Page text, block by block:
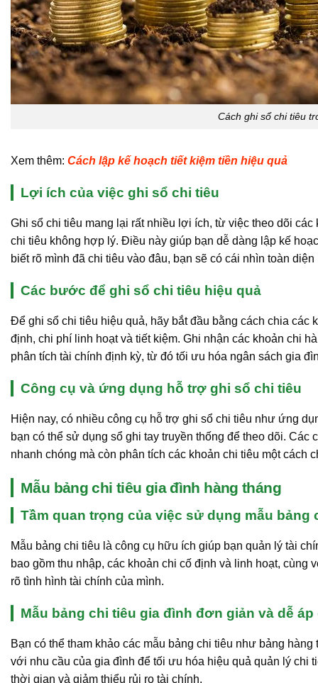
Cách ghi sổ chi tiêu
Xem thêm: Cách lập kế hoạch tiết kiệm tiền hiệu quả
Lợi ích của việc ghi sổ chi tiêu
Ghi sổ chi tiêu mang lại rất nhiều lợi ích, từ việc theo dõi
chi tiêu không hợp lý. Điều này giúp bạn dễ dàng lập kế
biết rõ mình đã chi tiêu vào đâu, bạn sẽ có cái nhìn toàn
Các bước để ghi sổ chi tiêu hiệu quả
Để ghi sổ chi tiêu hiệu quả, hãy bắt đầu bằng cách chia các
định, chi phí linh hoạt và tiết kiệm. Ghi nhận các khoản chi
phân tích tài chính định kỳ, từ đó tối ưu hóa ngân sách gia
Công cụ và ứng dụng hỗ trợ ghi sổ chi tiêu
Hiện nay, có nhiều công cụ hỗ trợ ghi sổ chi tiêu như ứng
bạn có thể sử dụng sổ ghi tay truyền thống để theo dõi.
nhanh chóng mà còn phân tích các khoản chi tiêu một cách
Mẫu bảng chi tiêu gia đình hàng tháng
Tầm quan trọng của việc sử dụng mẫu bảng
Mẫu bảng chi tiêu là công cụ hữu ích giúp bạn quản lý tài
bao gồm thu nhập, các khoản chi cố định và linh hoạt, cùng
rõ tình hình tài chính của mình.
Mẫu bảng chi tiêu gia đình đơn giản và dễ áp
Bạn có thể tham khảo các mẫu bảng chi tiêu như bảng
với nhu cầu của gia đình để tối ưu hóa hiệu quả quản lý chi
thời gian và giảm thiểu rủi ro tài chính.